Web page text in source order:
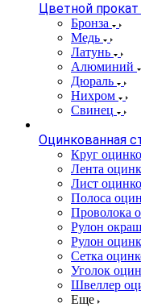
Цветной прокат
Бронза
Медь
Латунь
Алюминий
Дюраль
Нихром
Свинец
Оцинкованная
Круг
Лента
Лист
Полоса
Проволока
Рулон
Рулон
Сетка
Уголок
Швеллер
Еще